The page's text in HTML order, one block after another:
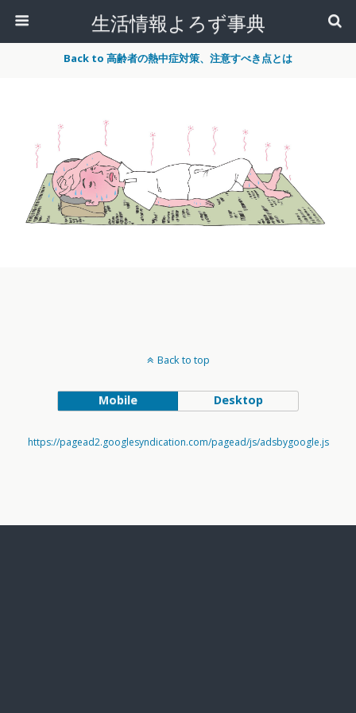
生活情報よろず事典
Back to 高齢者の熱中症対策、注意すべき点とは
Back to top
Mobile Desktop
https://pagead2.googlesyndication.com/pagead/js/adsbygoogle.js